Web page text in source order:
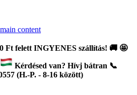
content
Ft felett INGYENES szállítás! 🚚 🤩
Kérdésed van? Hívj bátran 📞
(H.-P. - 8-16 között)